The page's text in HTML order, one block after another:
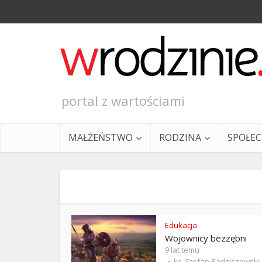
portal z wartościami
MAŁŻEŃSTWO RODZINA
Edukacja
Wojownicy bezzębni
9 lat temu